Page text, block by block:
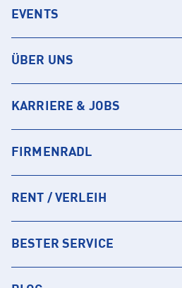
EVENTS
ÜBER UNS
KARRIERE & JOBS
FIRMENRADL
RENT / VERLEIH
BESTER SERVICE